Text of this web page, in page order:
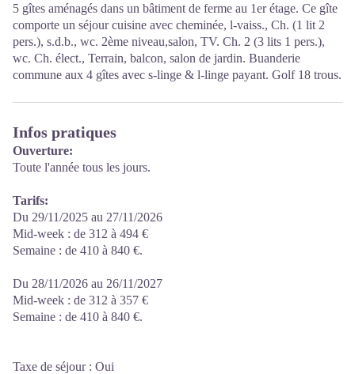
5 gîtes aménagés dans un bâtiment de ferme au 1er étage. Ce gîte
comporte un séjour cuisine avec cheminée, l-vaiss., Ch. (1 lit 2
pers.), s.d.b., wc. 2ème niveau,salon, TV. Ch. 2 (3 lits 1 pers.),
wc. Ch. élect., Terrain, balcon, salon de jardin. Buanderie
commune aux 4 gîtes avec s-linge & l-linge payant. Golf 18 trous.
Infos pratiques
Ouverture:
Toute l'année tous les jours.
Tarifs:
Du 29/11/2025 au 27/11/2026
Mid-week : de 312 à 494 €
Semaine : de 410 à 840 €.
Du 28/11/2026 au 26/11/2027
Mid-week : de 312 à 357 €
Semaine : de 410 à 840 €.
Taxe de séjour : Oui